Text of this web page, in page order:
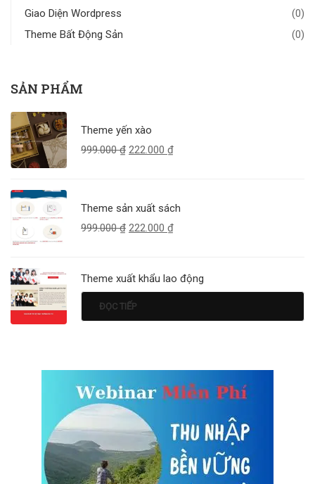
Giao Diện Wordpress
(0)
Theme Bất Động Sản
(0)
SẢN PHẨM
Theme yến xào
999.000₫ 222.000 ₫
Theme sản xuất sách
999.000₫ 222.000 ₫
Theme xuất khẩu lao động
ĐỌC TIẾP